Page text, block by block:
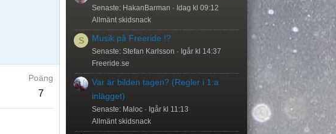
Poäng
7
Senaste: HakanBarman
Idag kl 09:12
Allmänt skidsnack
S Musik på Freeride !?
Senaste: Stefan Karlsson
Igår kl 14:37
Freeride.se
Var är bilden tagen? (Regler i 1:a
inlägget)
Senaste: Maloc
Igår kl 11:13
Allmänt skidsnack